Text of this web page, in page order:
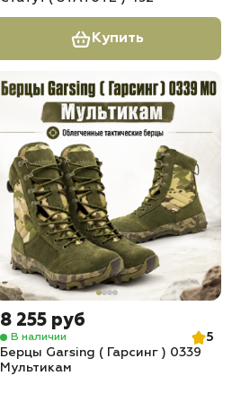
Купить
8 255 руб
В наличии
5
Берцы Garsing ( Гарсинг ) 0339
Мультикам